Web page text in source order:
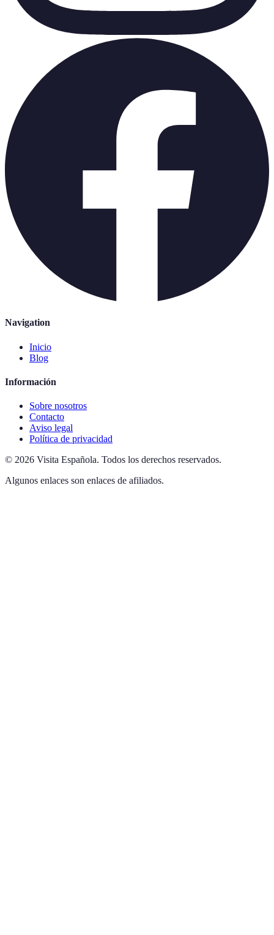
Navigation
Inicio
Blog
Información
Sobre nosotros
Contacto
Aviso legal
Política de privacidad
© 2026 Visita Española. Todos los derechos reservados.
Algunos enlaces son enlaces de afiliados.